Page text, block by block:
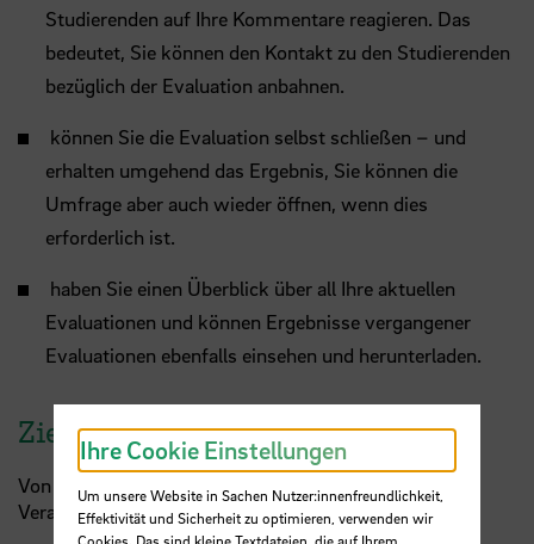
Studierenden auf Ihre Kommentare reagieren. Das
bedeutet, Sie können den Kontakt zu den Studierenden
bezüglich der Evaluation anbahnen.
können Sie die Evaluation selbst schließen – und
erhalten umgehend das Ergebnis, Sie können die
Umfrage aber auch wieder öffnen, wenn dies
erforderlich ist.
haben Sie einen Überblick über all Ihre aktuellen
Evaluationen und können Ergebnisse vergangener
Evaluationen ebenfalls einsehen und herunterladen.
Zielsetzung
Von den Teilnehmenden wird nach Besuch der
Veranstaltung erwartet, dass sie:
Ihre Cookie Einstellungen
Um unsere Website in Sachen Nutzer:innenfreundlichkeit,
Effektivität und Sicherheit zu optimieren, verwenden wir
Cookies. Das sind kleine Textdateien, die auf Ihrem